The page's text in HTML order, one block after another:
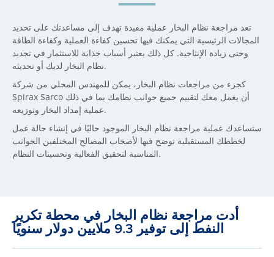
تعد مراجعة نظام البخار عملية مفيدة تهدف إلى مساعدتك على تحديد
المجالات الرئيسية التي يمكنك فيها تحسين كفاءة العملية وكفاءة الطاقة
وحتى زيادة الإنتاجية. كل ذلك يعتبر أسباب جذابة للاستثمار في تجديد
نظام البخار لديك أو تحديثه.
كجزء من مراجعات نظام البخار، يمكن للمهندس المحلي من شركة
Spirax Sarco أن يعمل معك لتقييم جميع جوانب نظامك بما في ذلك
عملية إمداد البخار وتوزيعه.
ستساعدك عملية مراجعة نظام البخار الموجود حاليًا في إنشاء حالة عمل
لخططك المستقبلية توضح فيها لأصحاب المصالح المختلفين الجوانب
المناسبة لتحقيق الفعالية وتحسينات النظام.
أدت مراجعة نظام البخار في محطة تكرير
النفط إلى توفير 9.3 ملايين دولار سنويًا